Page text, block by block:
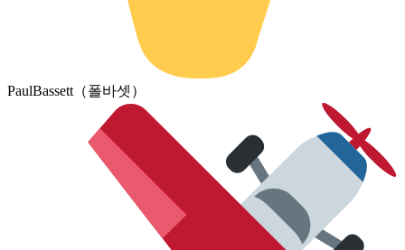
PaulBassett（폴바셋）